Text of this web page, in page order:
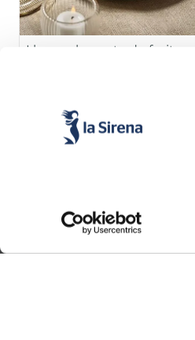
Lluç amb crosta de fruits
Productes